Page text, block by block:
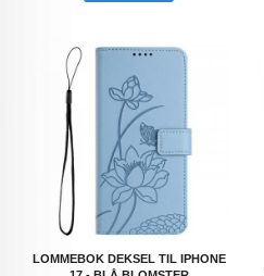
LOMMEBOK DEKSEL TIL IPHONE